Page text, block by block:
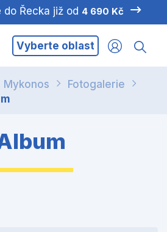
Řecka již od 4 690 Kč
Vyberte oblast
Mykonos
Fotogalerie